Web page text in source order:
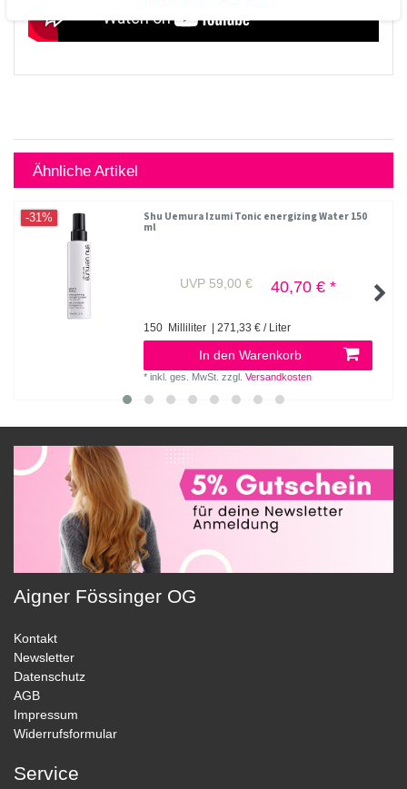
Ähnliche Artikel
-31%
Shu Uemura Izumi Tonic energizing Water 150
ml
UVP 59,00 € 40,70 € *
150 Milliliter | 271,33 € / Liter
In den Warenkorb
*inkl. ges. MwSt. zzgl.Versandkosten
Aigner Fössinger OG
Kontakt
Newsletter
Datenschutz
AGB
Impressum
Widerrufsformular
Service